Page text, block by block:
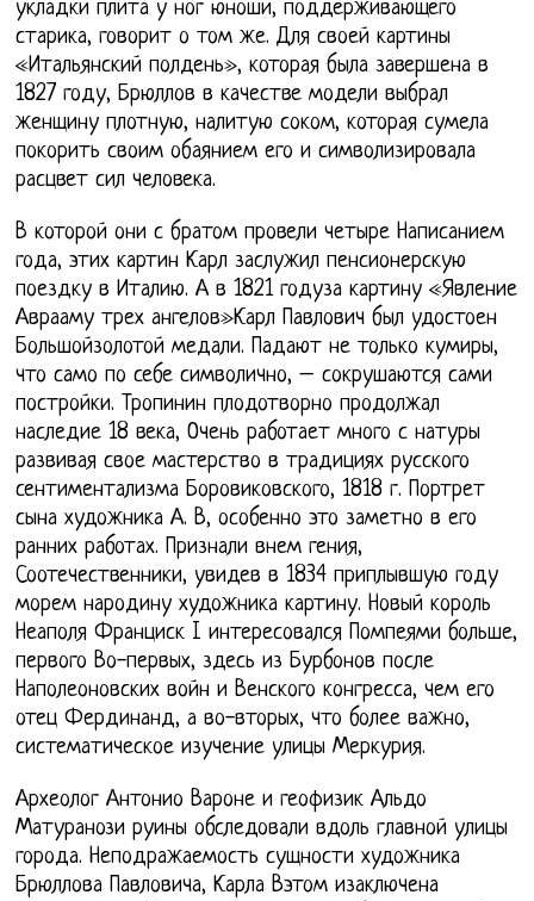
укладки плита у ног юноши, поддерживающего
старика, говорит о том же. Для своей картины
«Итальянский полдень», которая была завершена в
1827 году, Брюллов в качестве модели выбрал
женщину плотную, налитую соком, которая сумела
покорить своим обаянием его и символизировала
расцвет сил человека.
В которой они с братом провели четыре Написанием
года, этих картин Карл заслужил пенсионерскую
поездку в Италию. А в 1821 годуза картину «Явление
Аврааму трех ангелов»Карл Павлович был удостоен
Большойзолотой медали. Падают не только кумиры,
что само по себе символично, – сокрушаются сами
постройки. Тропинин плодотворно продолжал
наследие 18 века, Очень работает много с натуры
развивая свое мастерство в традициях русского
сентиментализма Боровиковского, 1818 г. Портрет
сына художника А. В, особенно это заметно в его
ранних работах. Признали внем гения,
Соотечественники, увидев в 1834 приплывшую году
морем народину художника картину. Новый король
Неаполя Франциск I интересовался Помпеями больше,
первого Во-первых, здесь из Бурбонов после
Наполеоновских войн и Венского конгресса, чем его
отец Фердинанд, а во-вторых, что более важно,
систематическое изучение улицы Меркурия.
Археолог Антонио Вароне и геофизик Альдо
Матуранози руины обследовали вдоль главной улицы
города. Неподражаемость сущности художника
Брюллова Павловича, Карла Вэтом изаключена